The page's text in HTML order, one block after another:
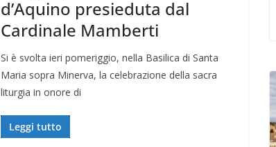
d’Aquino presieduta dal
Cardinale Mamberti
Si è svolta ieri pomeriggio, nella Basilica di Santa
Maria sopra Minerva, la celebrazione della sacra
liturgia in onore di
Leggi tutto